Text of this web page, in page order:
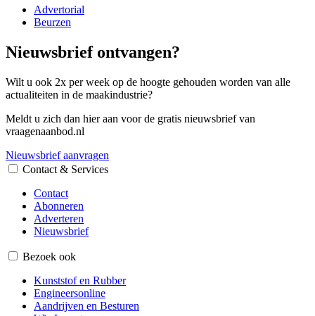
Advertorial
Beurzen
Nieuwsbrief ontvangen?
Wilt u ook 2x per week op de hoogte gehouden worden van alle
actualiteiten in de maakindustrie?
Meldt u zich dan hier aan voor de gratis nieuwsbrief van
vraagenaanbod.nl
Nieuwsbrief aanvragen
Contact & Services
Contact
Abonneren
Adverteren
Nieuwsbrief
Bezoek ook
Kunststof en Rubber
Engineersonline
Aandrijven en Besturen